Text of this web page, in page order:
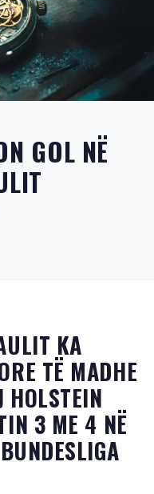
GOL NË
KA
TË MADHE
HOLSTEIN
3 ME 4 NË